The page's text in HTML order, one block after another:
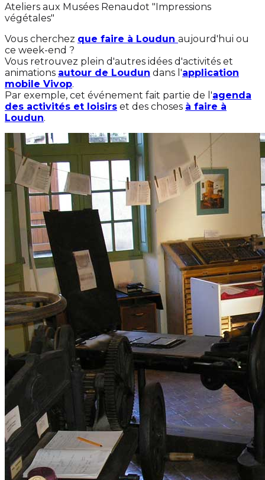
Ateliers aux Musées Renaudot "Impressions
végétales"
Vous cherchez que faire à Loudun aujourd'hui ou
ce week-end ?
Vous retrouvez plein d'autres idées d'activités et
animations autour de Loudun dans l'application
mobile Vivop.
Par exemple, cet événement fait partie de l'agenda
des activités et loisirs et des choses à faire à
Loudun.